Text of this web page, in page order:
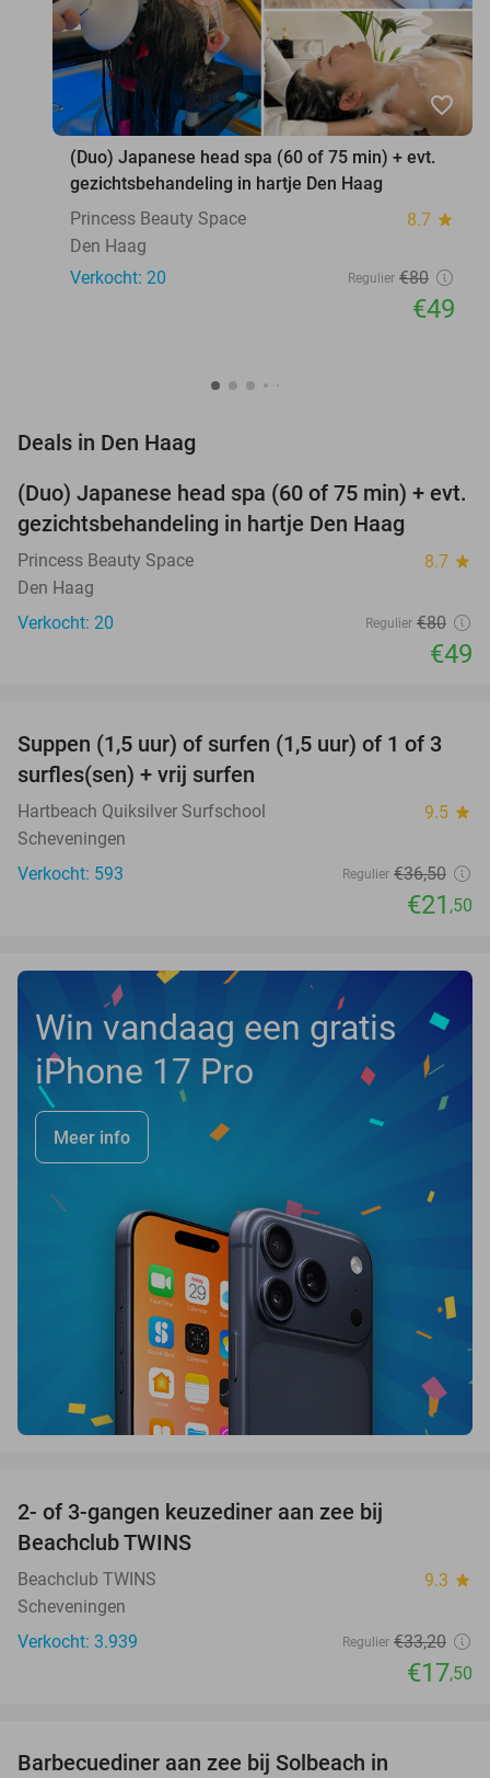
favorite_border
(Duo) Japanese head spa (60 of 75 min) + evt.
gezichtsbehandeling in hartje Den Haag
Princess Beauty Space
8.7 star
Den Haag
Verkocht: 20
Regulier €80
€49
Deals in Den Haag
39%
(Duo) Japanese head spa (60 of 75 min) + evt.
gezichtsbehandeling in hartje Den Haag
Princess Beauty Space 8.7 star
Den Haag
Verkocht: 20
Regulier €80
€49
41%
Suppen (1,5 uur) of surfen (1,5 uur) of 1 of 3
surfles(sen) + vrij surfen
Hartbeach Quiksilver Surfschool 9.5 star
Scheveningen
Verkocht: 593
Regulier €36,50
€21 ,50
Win vandaag een gratis
iPhone 17 Pro
Meer info
2- of 3-gangen keuzediner aan zee bij
Beachclub TWINS
Beachclub TWINS 9.3 star
Scheveningen
Verkocht: 3.939
Regulier €33,20
€17,50
Barbecuediner aan zee bij Solbeach in